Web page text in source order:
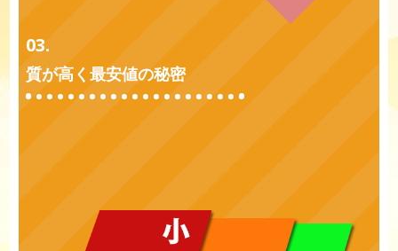
03.
質が高く最安値の秘密